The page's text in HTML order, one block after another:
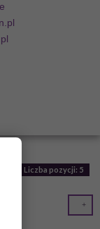
Liczba pozycji: 5